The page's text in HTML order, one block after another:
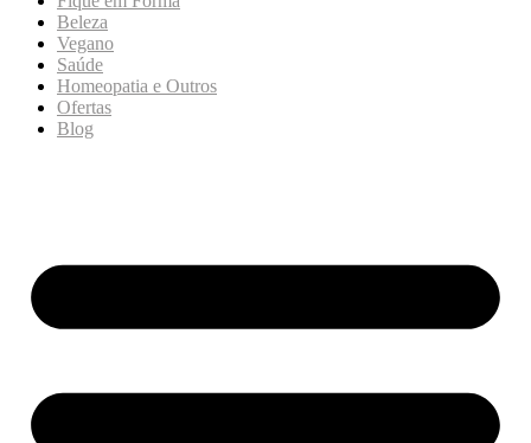
Beleza
Vegano
Saúde
Homeopatia e Outros
Ofertas
Blog